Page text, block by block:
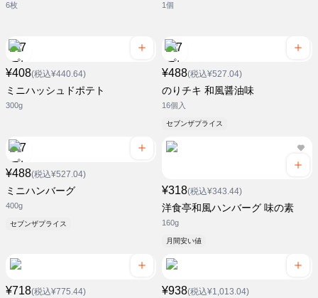
6枚 1個
¥408(税込¥440.64)
ミニハッシュドポテト
300g
¥488(税込¥527.04)
のりチキ 和風醤油味
16個入
セブンザプライス
¥488(税込¥527.04)
ミニハンバーグ
400g
セブンザプライス
¥318(税込¥343.44)
洋食亭和風ハンバーグ 味の素
160g
月間安い値
¥718(税込¥775.44) ¥938(税込¥1,013.04)